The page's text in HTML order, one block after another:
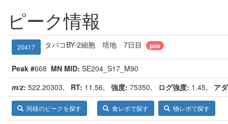
ピーク情報
20417 タバコBY-2細胞 培地 7日目 pos
Peak #668 MN MID: SE204_S17_M90
m/z: 522.20303, RT: 11.56, 強度: 75350, ログ強度: 1.45, ア
同様のピークを探す 食レポで探す 物レポで探す